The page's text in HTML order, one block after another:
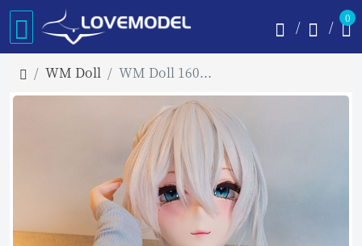
0
WM Doll WM Doll 160cm Iカップ#Y013ヘッド アニメドール ソフトビニール製ヘッド+TPE製ボディ 等身大リアルラブドール